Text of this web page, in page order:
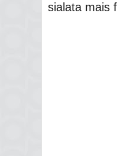
sialata mais